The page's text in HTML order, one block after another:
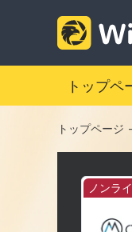
トップペ
トップページ -
ノンラ